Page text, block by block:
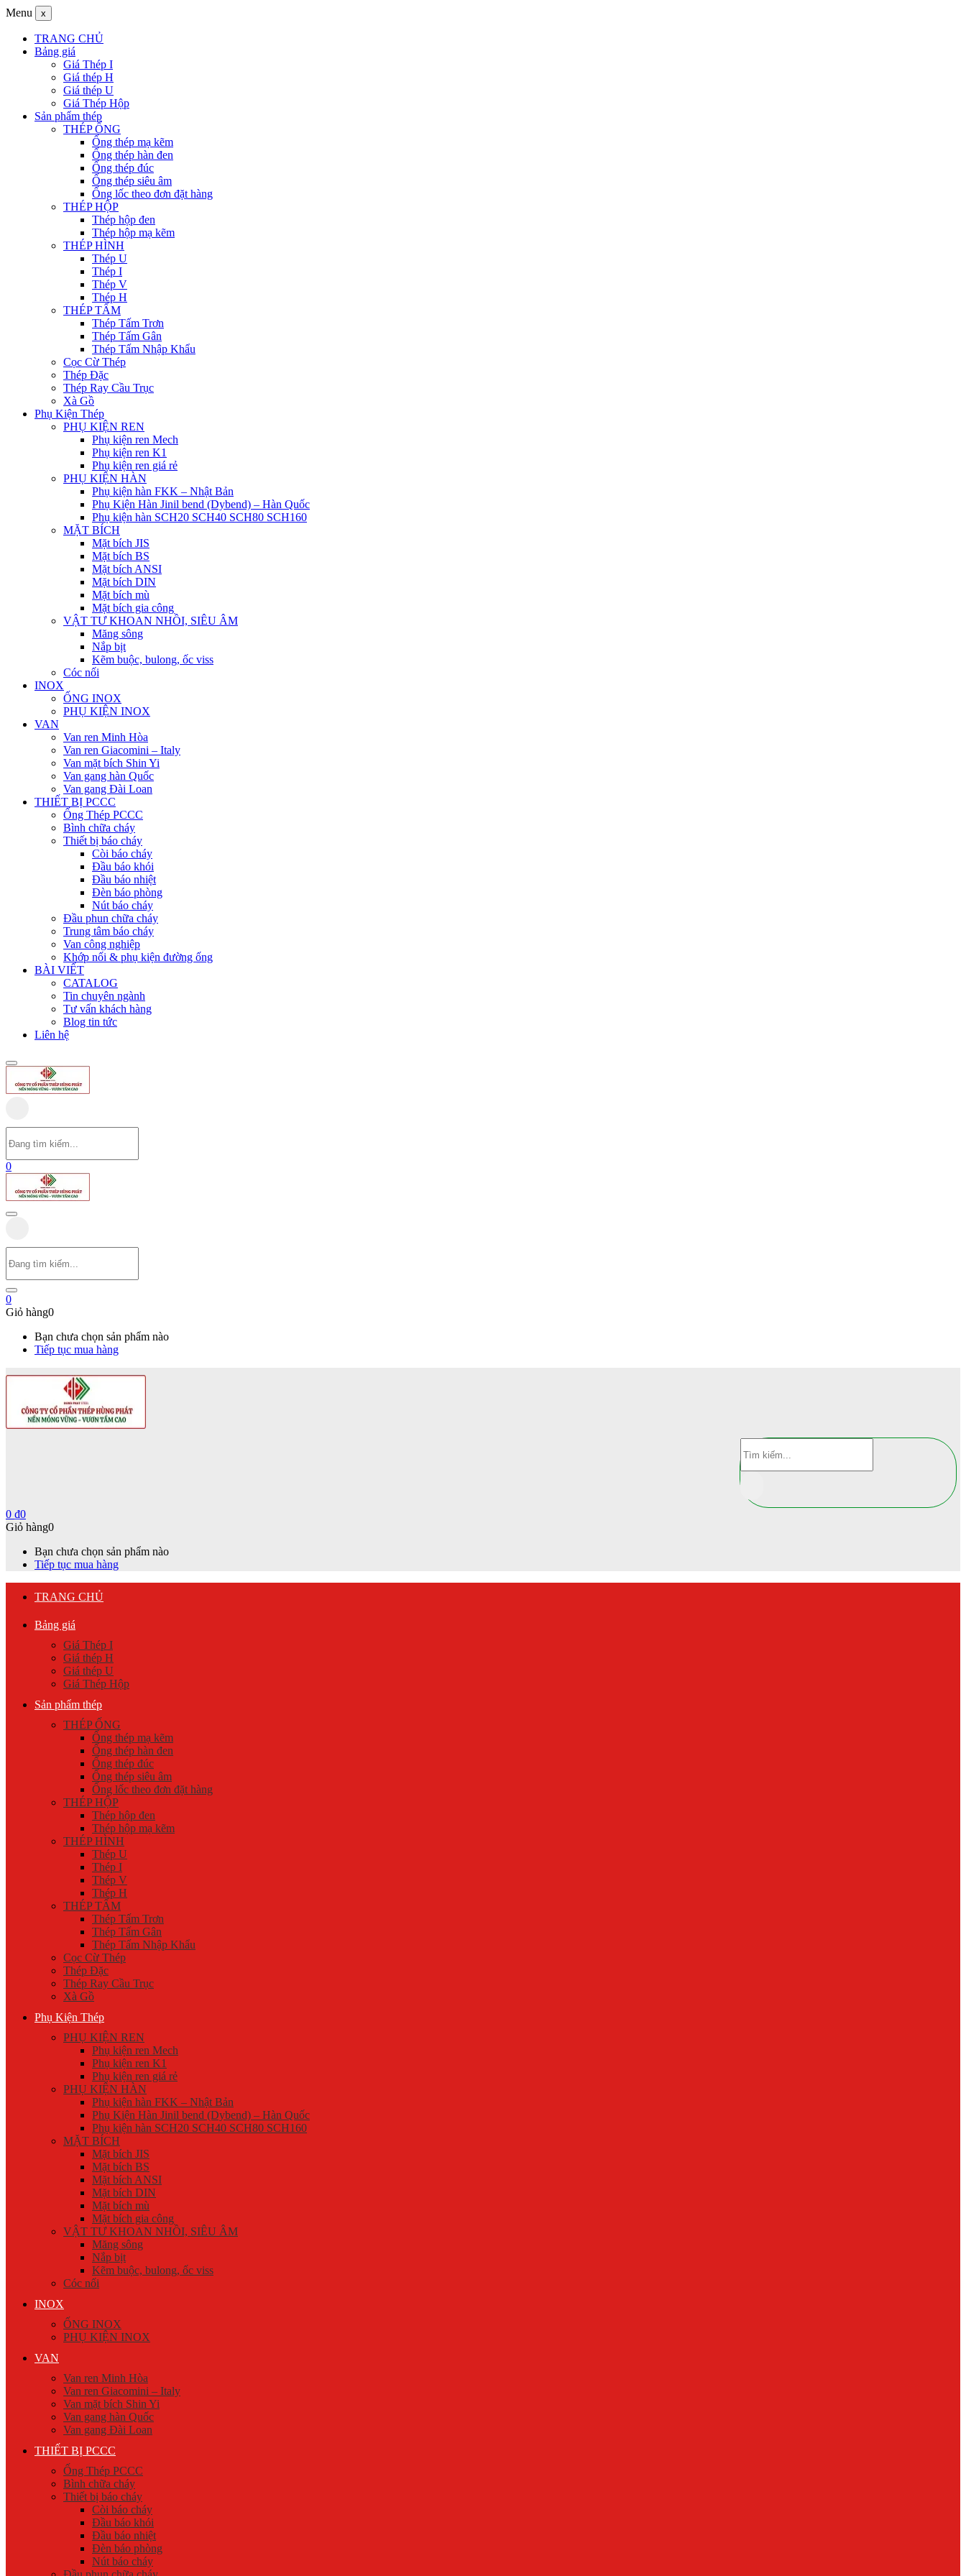
Menu x
TRANG CHỦ
Bảng giá
Giá Thép I
Giá thép H
Giá thép U
Giá Thép Hộp
Sản phẩm thép
THÉP ỐNG
Ống thép mạ kẽm
Ống thép hàn đen
Ống thép đúc
Ống thép siêu âm
Ống lốc theo đơn đặt hàng
THÉP HỘP
Thép hộp đen
Thép hộp mạ kẽm
THÉP HÌNH
Thép U
Thép I
Thép V
Thép H
THÉP TẤM
Thép Tấm Trơn
Thép Tấm Gân
Thép Tấm Nhập Khẩu
Cọc Cừ Thép
Thép Đặc
Thép Ray Cầu Trục
Xà Gồ
Phụ Kiện Thép
PHỤ KIỆN REN
Phụ kiện ren Mech
Phụ kiện ren K1
Phụ kiện ren giá rẻ
PHỤ KIỆN HÀN
Phụ kiện hàn FKK – Nhật Bản
Phụ Kiện Hàn Jinil bend (Dybend) – Hàn Quốc
Phụ kiện hàn SCH20 SCH40 SCH80 SCH160
MẶT BÍCH
Mặt bích JIS
Mặt bích BS
Mặt bích ANSI
Mặt bích DIN
Mặt bích mù
Mặt bích gia công
VẬT TƯ KHOAN NHỒI, SIÊU ÂM
Măng sông
Nắp bịt
Kẽm buộc, bulong, ốc viss
Cóc nối
INOX
ỐNG INOX
PHỤ KIỆN INOX
VAN
Van ren Minh Hòa
Van ren Giacomini – Italy
Van mặt bích Shin Yi
Van gang hàn Quốc
Van gang Đài Loan
THIẾT BỊ PCCC
Ống Thép PCCC
Bình chữa cháy
Thiết bị báo cháy
Còi báo cháy
Đầu báo khói
Đầu báo nhiệt
Đèn báo phòng
Nút báo cháy
Đầu phun chữa cháy
Trung tâm báo cháy
Van công nghiệp
Khớp nối & phụ kiện đường ống
BÀI VIẾT
CATALOG
Tin chuyên ngành
Tư vấn khách hàng
Blog tin tức
Liên hệ
0
0
Giỏ hàng0
Bạn chưa chọn sản phẩm nào
Tiếp tục mua hàng
0 ₫0
Giỏ hàng0
Bạn chưa chọn sản phẩm nào
Tiếp tục mua hàng
TRANG CHỦ
Bảng giá
Giá Thép I
Giá thép H
Giá thép U
Giá Thép Hộp
Sản phẩm thép
THÉP ỐNG
Ống thép mạ kẽm
Ống thép hàn đen
Ống thép đúc
Ống thép siêu âm
Ống lốc theo đơn đặt hàng
THÉP HỘP
Thép hộp đen
Thép hộp mạ kẽm
THÉP HÌNH
Thép U
Thép I
Thép V
Thép H
THÉP TẤM
Thép Tấm Trơn
Thép Tấm Gân
Thép Tấm Nhập Khẩu
Cọc Cừ Thép
Thép Đặc
Thép Ray Cầu Trục
Xà Gồ
Phụ Kiện Thép
PHỤ KIỆN REN
Phụ kiện ren Mech
Phụ kiện ren K1
Phụ kiện ren giá rẻ
PHỤ KIỆN HÀN
Phụ kiện hàn FKK – Nhật Bản
Phụ Kiện Hàn Jinil bend (Dybend) – Hàn Quốc
Phụ kiện hàn SCH20 SCH40 SCH80 SCH160
MẶT BÍCH
Mặt bích JIS
Mặt bích BS
Mặt bích ANSI
Mặt bích DIN
Mặt bích mù
Mặt bích gia công
VẬT TƯ KHOAN NHỒI, SIÊU ÂM
Măng sông
Nắp bịt
Kẽm buộc, bulong, ốc viss
Cóc nối
INOX
ỐNG INOX
PHỤ KIỆN INOX
VAN
Van ren Minh Hòa
Van ren Giacomini – Italy
Van mặt bích Shin Yi
Van gang hàn Quốc
Van gang Đài Loan
THIẾT BỊ PCCC
Ống Thép PCCC
Bình chữa cháy
Thiết bị báo cháy
Còi báo cháy
Đầu báo khói
Đầu báo nhiệt
Đèn báo phòng
Nút báo cháy